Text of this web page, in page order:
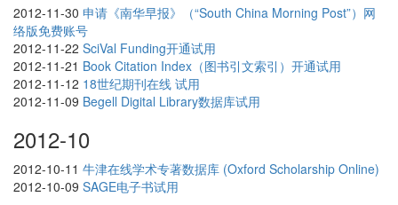
2012-11-30 申请《南华早报》（“South China Morning Post”）网
络版免费账号
2012-11-22 SciVal Funding开通试用
2012-11-21 Book Citation Index（图书引文索引）开通试用
2012-11-12 18世纪期刊在线 试用
2012-11-09 Begell Digital Library数据库试用
2012-10
2012-10-11 牛津在线学术专著数据库 (Oxford Scholarship Online)
2012-10-09 SAGE电子书试用